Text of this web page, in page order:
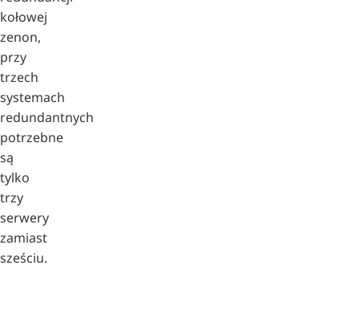
kołowej
zenon,
przy
trzech
systemach
redundantnych
potrzebne
są
tylko
trzy
serwery
zamiast
sześciu.